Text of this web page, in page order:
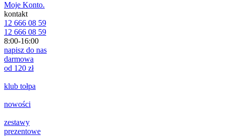
Moje Konto.
kontakt
12 666 08 59
12 666 08 59
8:00-16:00
napisz do nas
darmowa
od 120 zł
klub tołpa
nowości
zestawy
prezentowe